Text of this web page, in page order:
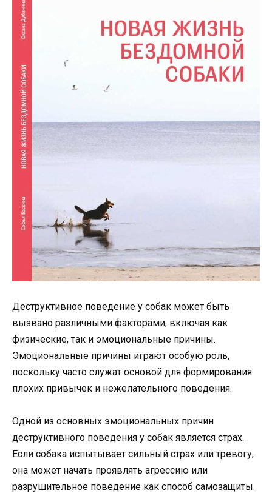
Деструктивное поведение у собак может быть
вызвано различными факторами, включая как
физические, так и эмоциональные причины.
Эмоциональные причины играют особую роль,
поскольку часто служат основой для формирования
плохих привычек и нежелательного поведения.
Одной из основных эмоциональных причин
деструктивного поведения у собак является страх.
Если собака испытывает сильный страх или тревогу,
она может начать проявлять агрессию или
разрушительное поведение как способ самозащиты.